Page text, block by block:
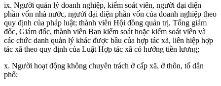
ix. Người quản lý doanh nghiệp, kiểm soát viên, người đại diện
phần vốn nhà nước, người đại diện phần vốn của doanh nghiệp theo
quy định của pháp luật; thành viên Hội đồng quản trị, Tổng giám
đốc, Giám đốc, thành viên Ban kiểm soát hoặc kiểm soát viên và
các chức danh quản lý khác được bầu của hợp tác xã, liên hiệp hợp
tác xã theo quy định của Luật Hợp tác xã có hưởng tiền lương;
x. Người hoạt động không chuyên trách ở cấp xã, ở thôn, tổ dân
phố;